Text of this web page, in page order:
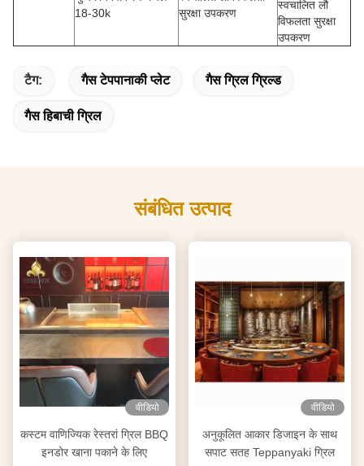
18-30k
सुरक्षा उपकरण
स्वचालित लौ
विफलता सुरक्षा
उपकरण
टैग: गैस टेपपानाकी प्लेट गैस ग्रिल ग्रिल्ड
गैस हिबाची ग्रिल
संबंधित उत्पाद
वीडियो
कस्टम वाणिज्यिक रेस्तरां ग्रिल BBQ
इनडोर खाना पकाने के लिए
वीडियो
अनुकूलित आकार डिजाइन के साथ
सपाट सतह Teppanyaki ग्रिल